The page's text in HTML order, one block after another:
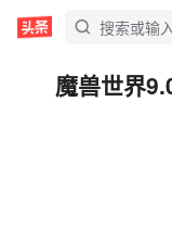
魔兽世界